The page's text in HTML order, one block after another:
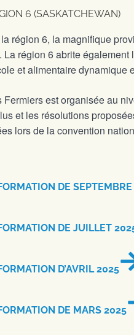
6 (SASKATCHEWAN)
région 6, la magnifique
La région 6 abrite
et alimentaire dynamique
Fermiers est organisée au
et les résolutions
lors de la convention
DE
DE JUILLET
D’AVRIL 2025
DE MARS 2025